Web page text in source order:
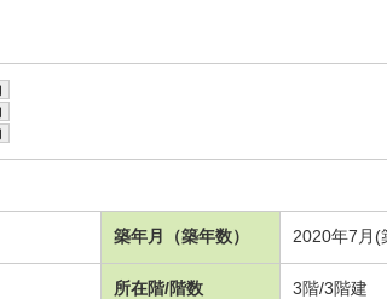
築年月（築年数） 2020年7月(
所在階/階数 3階/3階建